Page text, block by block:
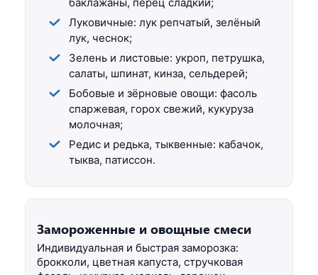
Луковичные: лук репчатый, зелёный
лук, чеснок;
Зелень и листовые: укроп, петрушка,
салаты, шпинат, кинза, сельдерей;
Бобовые и зёрновые овощи: фасоль
спаржевая, горох свежий, кукуруза
молочная;
Редис и редька, тыквенные: кабачок,
тыква, патиссон.
Замороженные и овощные смеси
Индивидуальная и быстрая заморозка:
брокколи, цветная капуста, стручковая